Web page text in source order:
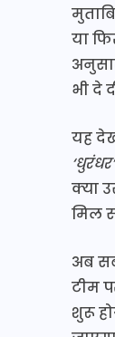
या
भी दे
यह
‘धुरंधर’
क्या
मिल
अब
टीम
शुरू